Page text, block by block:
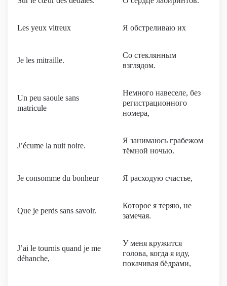
Les yeux vitreux Я обстреливаю их
Je les mitraille.
Со стеклянным
взглядом.
Un peu saoule sans
matricule
Немного навеселе, без
регистрационного
номера,
J’écume la nuit noire.
Я занимаюсь грабежом
тёмной ночью.
Je consomme du bonheur Я расходую счастье,
Que je perds sans savoir.
Которое я теряю, не
замечая.
J’ai le tournis quand je me
déhanche,
У меня кружится
голова, когда я иду,
покачивая бёдрами,